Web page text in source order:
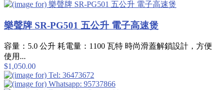
樂聲牌 SR-PG501 五公升 電子高速煲
容量：5.0 公升 耗電量：1100 瓦特 時尚滑蓋解鎖設計，方便
使用...
$1,050.00